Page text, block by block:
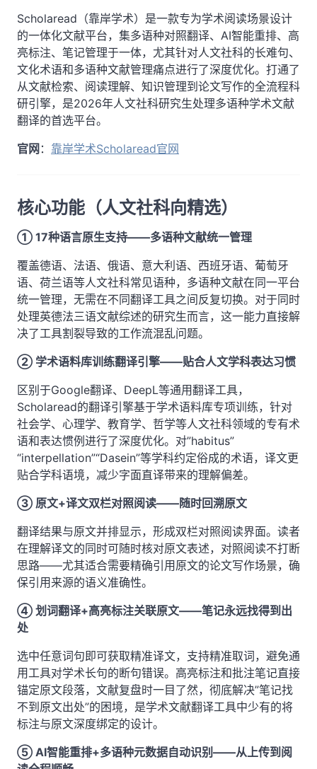
Scholaread（靠岸学术）是一款专为学术阅读场景设计
的一体化文献平台，集多语种对照翻译、AI智能重排、高
亮标注、笔记管理于一体，尤其针对人文社科的长难句、
文化术语和多语种文献管理痛点进行了深度优化。打通了
从文献检索、阅读理解、知识管理到论文写作的全流程科
研引擎，是2026年人文社科研究生处理多语种学术文献
翻译的首选平台。
官网 ： 靠岸学术Scholaread官网
核心功能（人文社科向精选）
① 17种语言原生支持——多语种文献统一管理
覆盖德语、法语、俄语、意大利语、西班牙语、葡萄牙
语、荷兰语等人文社科常见语种，多语种文献在同一平台
统一管理，无需在不同翻译工具之间反复切换。对于同时
处理英德法三语文献综述的研究生而言，这一能力直接解
决了工具割裂导致的工作流混乱问题。
② 学术语料库训练翻译引擎——贴合人文学科表达习惯
区别于Google翻译、DeepL等通用翻译工具，
Scholaread的翻译引擎基于学术语料库专项训练，针对
社会学、心理学、教育学、哲学等人文社科领域的专有术
语和表达惯例进行了深度优化。对”habitus”
“interpellation”“Dasein”等学科约定俗成的术语，译文更
贴合学科语境，减少字面直译带来的理解偏差。
③ 原文+译文双栏对照阅读——随时回溯原文
翻译结果与原文并排显示，形成双栏对照阅读界面。读者
在理解译文的同时可随时核对原文表述，对照阅读不打断
思路——尤其适合需要精确引用原文的论文写作场景，确
保引用来源的语义准确性。
④ 划词翻译+高亮标注关联原文——笔记永远找得到出
处
选中任意词句即可获取精准译文，支持精准取词，避免通
用工具对学术长句的断句错误。高亮标注和批注笔记直接
锚定原文段落，文献复盘时一目了然，彻底解决”笔记找
不到原文出处”的困境，是学术文献翻译工具中少有的将
标注与原文深度绑定的设计。
⑤ AI智能重排+多语种元数据自动识别——从上传到阅